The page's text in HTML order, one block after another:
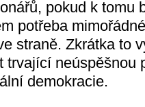
pokud k tomu
potřeba
straně. Zkrátka to
trvající neúspěšnou
demokracie.